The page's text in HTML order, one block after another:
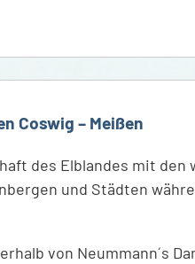
Coswig – Meißen
des Elblandes mit den
und Städten
von Neummann´s